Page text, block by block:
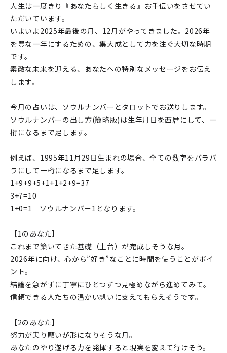
人生は一度きり『あなたらしく生きる』お手伝いをさせてい
ただいています。
いよいよ2025年最後の月、12月がやってきました。2026年
を豊な一年にするための、集大成として力を注ぐ大切な時期
です。
素敵な未来を迎える、あなたへの特別なメッセージをお伝え
します。
今月の占いは、ソウルナンバーとタロットでお送りします。
ソウルナンバーの出し方(簡略版)は生年月日を西暦にして、一
桁になるまで足します。
例えば、1995年11月29日生まれの場合、全ての数字をバラバ
ラにして一桁になるまで足します。
1+9+9+5+1+1+2+9=37
3+7=10
1+0=1 ソウルナンバー1となります。
【1のあなた】
これまで築いてきた基礎（土台）が完成しそうな月。
2026年に向け、心から”好き”なことに時間を使うことがポイ
ント。
結論を急がずに丁寧にひとつずつ見極めながら進めてみて。
信頼できる人たちの温かい想いに支えてもらえそうです。
【2のあなた】
努力が実り願いが形になりそうな月。
あなたのやり遂げる力を発揮すると現実を変えて行けそう。